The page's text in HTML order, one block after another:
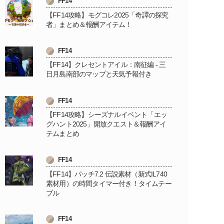
【FF14攻略】モグコレ2025「奇譚の探究
者」まとめ＆報酬アイテム！
FF14
【FF14】クレセントアイル：南征編 - 三
日月島南部のマップと天気予報付き
FF14
【FF14攻略】シーズナルイベント「エッ
グハント2025」開放クエスト＆報酬アイ
テムまとめ
FF14
【FF14】パッチ7.2 伝説素材（新式IL740
素材用）の時間タイマー付き！タイムテー
ブル
FF14